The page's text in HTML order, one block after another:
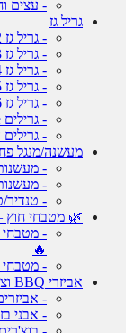
- עצים
גריל גז
- גריל גז 2 מבערים
- גריל גז 3 מבערים
- גריל גז 4 מבערים
- גריל גז 5 מבערים
- גריל גז 6 מבערים
- גרילים Built-In / Stand-Alone
-
מעשנה/מנגל
-
-
- טנדיר/
🌿 מטבחי חוץ
🔥
- מטבחי
אביזרי BBQ וציוד מקצועי לגריל מעשנות טאבון וטיפול בבשר
-
- אבני